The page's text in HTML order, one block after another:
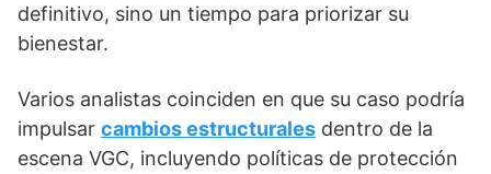
definitivo, sino un tiempo para priorizar su
bienestar.
Varios analistas coinciden en que su caso podría
impulsar cambios estructurales dentro de la
escena VGC, incluyendo políticas de protección